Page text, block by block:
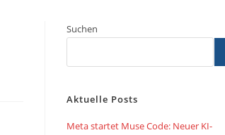
Suchen
Aktuelle Posts
Meta startet Muse Code: Neuer KI-